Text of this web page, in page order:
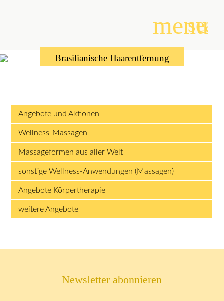
menu
Brasilianische Haarentfernung
Angebote und Aktionen
Wellness-Massagen
Massageformen aus aller Welt
sonstige Wellness-Anwendungen (Massagen)
Angebote Körpertherapie
weitere Angebote
Newsletter abonnieren